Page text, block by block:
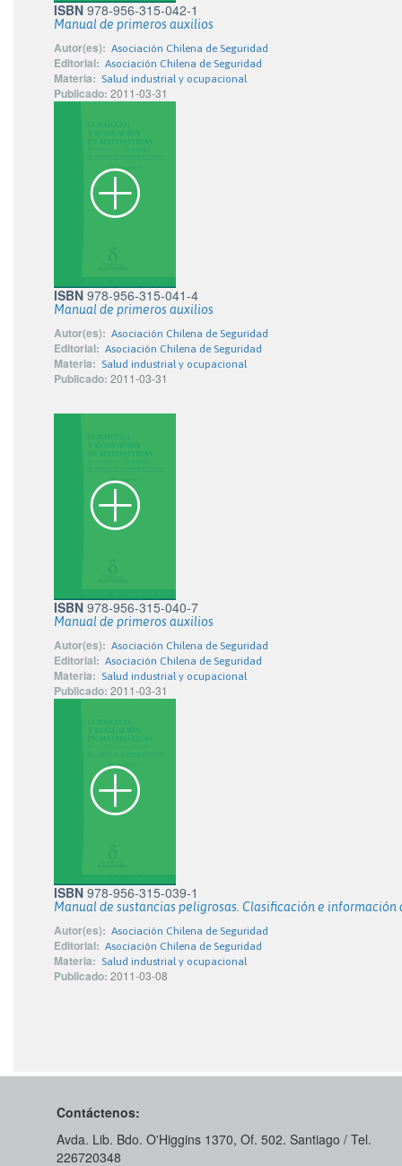
ISBN 978-956-315-042-1
Manual de primeros auxilios
Autor(es): Asociación Chilena de Seguridad
Editorial: Asociación Chilena de Seguridad
Materia: Salud industrial y ocupacional
Publicado: 2011-03-31
ISBN 978-956-315-041-4
Manual de primeros auxilios
Autor(es): Asociación Chilena de Seguridad
Editorial: Asociación Chilena de Seguridad
Materia: Salud industrial y ocupacional
Publicado: 2011-03-31
ISBN 978-956-315-040-7
Manual de primeros auxilios
Autor(es): Asociación Chilena de Seguridad
Editorial: Asociación Chilena de Seguridad
Materia: Salud industrial y ocupacional
Publicado: 2011-03-31
ISBN 978-956-315-039-1
Manual de sustancias peligrosas. Clasificación e información
Autor(es): Asociación Chilena de Seguridad
Editorial: Asociación Chilena de Seguridad
Materia: Salud industrial y ocupacional
Publicado: 2011-03-08
Contáctenos:
Avda. Lib. Bdo. O'Higgins 1370, Of. 502. Santiago / Tel.
226720348